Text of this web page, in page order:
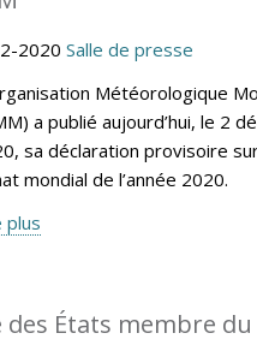
2020 Salle de presse
Météorologique
a publié aujourd’hui, le 2
sa déclaration provisoire
mondial de l’année 2020.
plus
États membre du